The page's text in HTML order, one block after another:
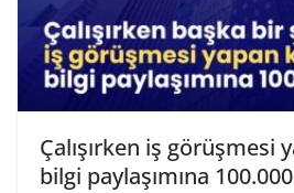
Çalışırken iş görüşmesi
bilgi paylaşımına